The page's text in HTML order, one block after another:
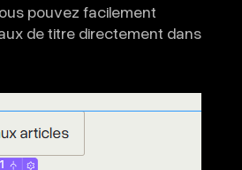
pouvez facilement
de titre directement dans